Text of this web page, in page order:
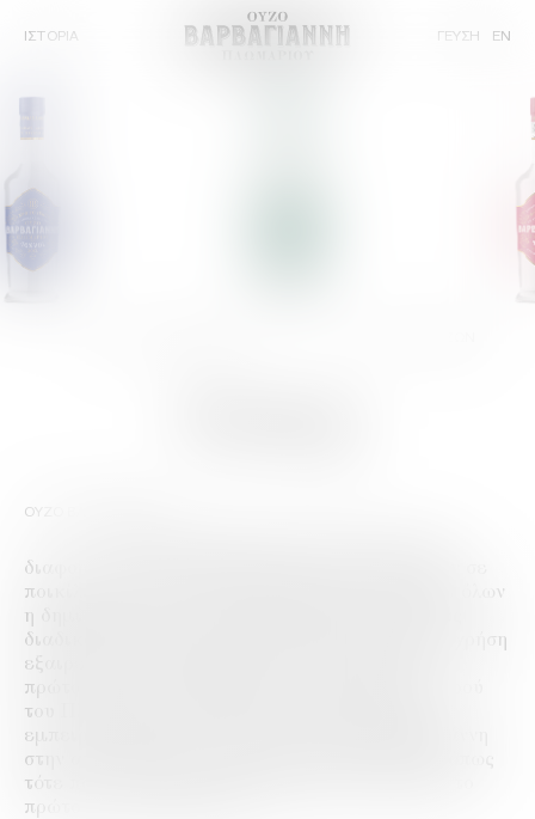
ΙΣΤΟΡΙΑ ΓΕΥΣΗ EN
ΟΥΖΟ ΒΑΡΒΑΓΙΑΝΝΗ
διαφορετικοί χαρακτήρες ούζου που ταιριάζουν σε
ποικίλες στιγμές και διαθέσεις. Κοινό στοιχείο όλων
η δημιουργία τους από απόσταξη 100% με αργές
διαδικασίες, σε μικρούς χάλκινους άμβυκες, η χρήση
εξαιρετικής ποιότητας γλυκάνισου και άλλων
πρώτων υλών, η προσθήκη του κρυστάλλινου νερού
του Πλωμαρίου και φυσικά η συσσωρευμένη
εμπειρία 164 χρόνων της οικογένειας Βαρβαγιάννη
στην απόσταξη του ούζου. Αργά, υπομονετικά, όπως
τότε που ο Ευστάθιος Βαρβαγιάννης απέσταξε το
πρώτο του ούζο το 1860.